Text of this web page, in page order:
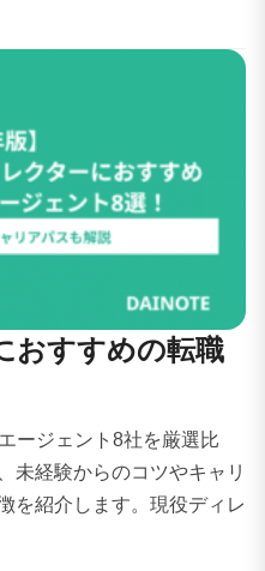
おすすめの転職
ージェント8社を厳選比
未経験からのコツやキャリ
を紹介します。現役ディレ